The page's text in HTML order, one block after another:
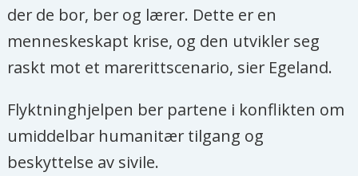
der de bor, ber og lærer. Dette er en
menneskeskapt krise, og den utvikler seg
raskt mot et marerittscenario, sier Egeland.
Flyktninghjelpen ber partene i konflikten om
umiddelbar humanitær tilgang og
beskyttelse av sivile.